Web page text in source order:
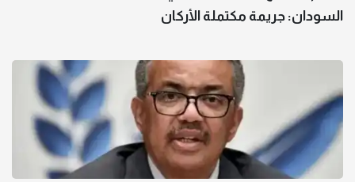
السودان: جريمة مكتملة الأركان